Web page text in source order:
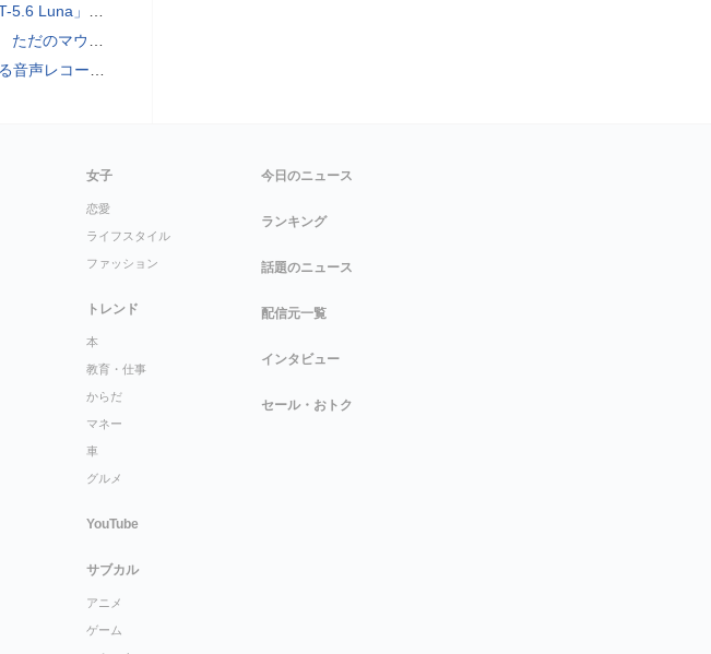
有料版のSolも精度向上
状に変更できる驚異のマウス
、録音レベル調整も対応
女子
恋愛
ライフスタイル
ファッション
トレンド
本
教育・仕事
からだ
マネー
車
グルメ
YouTube
サブカル
アニメ
ゲーム
今日のニュース
ランキング
話題のニュース
配信元一覧
インタビュー
セール・おトク